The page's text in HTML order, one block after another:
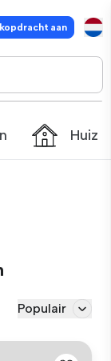
aan
Populair